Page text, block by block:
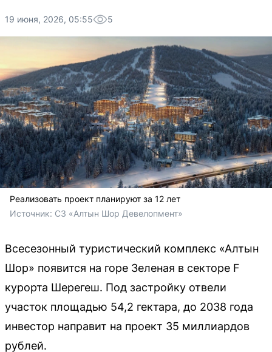
19 июня, 2026, 05:55 5
Реализовать проект планируют за 12 лет
Источник: СЗ «Алтын Шор Девелопмент»
Всесезонный туристический комплекс «Алтын
Шор» появится на горе Зеленая в секторе F
курорта Шерегеш. Под застройку отвели
участок площадью 54,2 гектара, до 2038 года
инвестор направит на проект 35 миллиардов
рублей.